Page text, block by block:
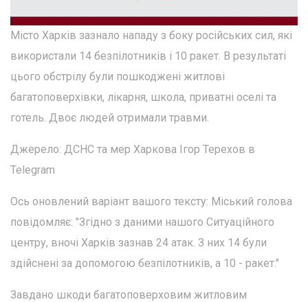
Місто Харків зазнало нападу з боку російських сил, які
використали 14 безпілотників і 10 ракет. В результаті
цього обстрілу були пошкоджені житлові
багатоповерхівки, лікарня, школа, приватні оселі та
готель. Двоє людей отримали травми.
Джерело: ДСНС та мер Харкова Ігор Терехов в
Telegram
Ось оновлений варіант вашого тексту: Міський голова
повідомляє: "Згідно з даними нашого Ситуаційного
центру, вночі Харків зазнав 24 атак. З них 14 були
здійснені за допомогою безпілотників, а 10 - ракет."
Завдано шкоди багатоповерховим житловим